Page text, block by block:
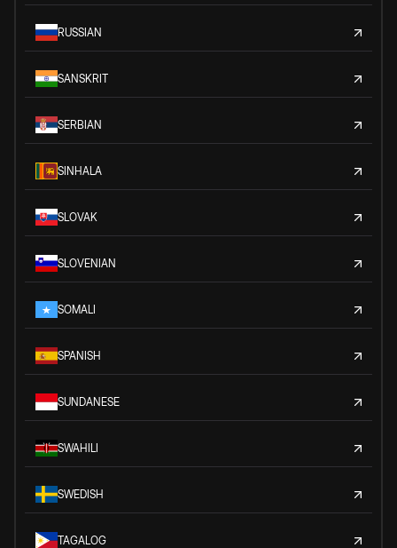
RUSSIAN
SANSKRIT
SERBIAN
SINHALA
SLOVAK
SLOVENIAN
SOMALI
SPANISH
SUNDANESE
SWAHILI
SWEDISH
TAGALOG